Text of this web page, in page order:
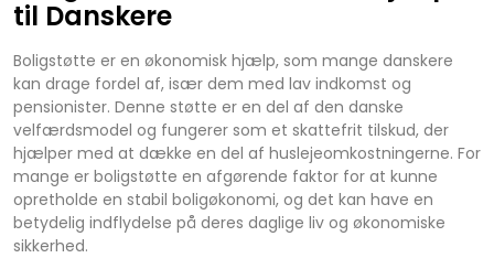
til Danskere
Boligstøtte er en økonomisk hjælp, som mange danskere
kan drage fordel af, især dem med lav indkomst og
pensionister. Denne støtte er en del af den danske
velfærdsmodel og fungerer som et skattefrit tilskud, der
hjælper med at dække en del af huslejeomkostningerne. For
mange er boligstøtte en afgørende faktor for at kunne
opretholde en stabil boligøkonomi, og det kan have en
betydelig indflydelse på deres daglige liv og økonomiske
sikkerhed.